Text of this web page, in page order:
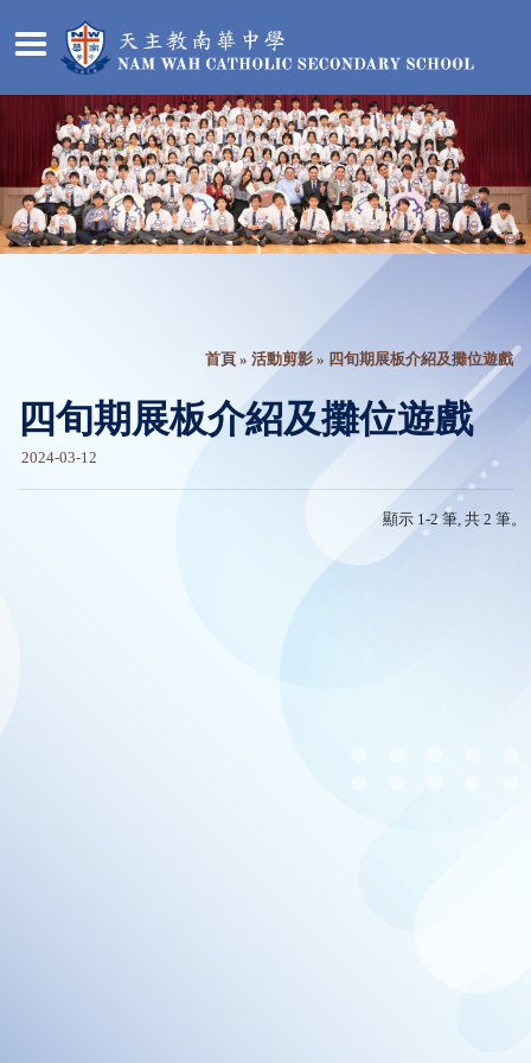
首頁 » 活動剪影 » 四旬期展板介紹及攤位遊戲
四旬期展板介紹及攤位遊戲
2024-03-12
顯示 1-2 筆, 共 2 筆。